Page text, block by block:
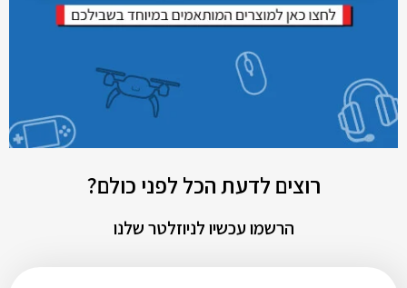
רוצים לדעת הכל לפני כולם?
הרשמו עכשיו לניוזלטר שלנו